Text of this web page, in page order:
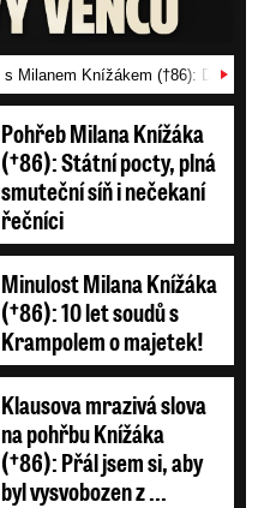
Milanem Knížákem (†86):
Pohřeb Milana Knížáka
(†86): Státní pocty, plná
smuteční síň i nečekaní
řečníci
Minulost Milana Knížáka
(†86): 10 let soudů s
Krampolem o majetek!
Klausova mrazivá slova
na pohřbu Knížáka
(†86): Přál jsem si, aby
byl vysvobozen z ...